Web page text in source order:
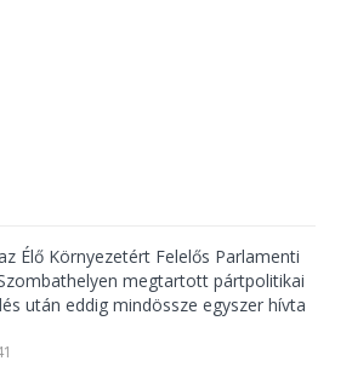
Élő Környezetért Felelős Parlamenti
megtartott pártpolitikai
után eddig mindössze egyszer hívta